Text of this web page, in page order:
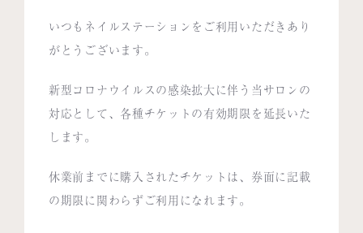
いつもネイルステーションをご利用いただきあり
がとうございます。
新型コロナウイルスの感染拡大に伴う当サロンの
対応として、各種チケットの有効期限を延長いた
します。
休業前までに購入されたチケットは、券面に記載
の期限に関わらずご利用になれます。